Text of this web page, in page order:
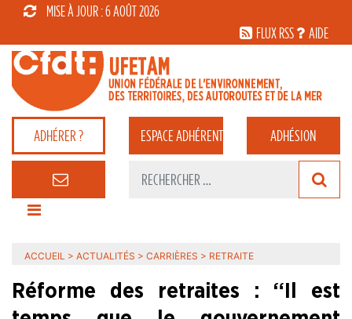
MISE À JOUR : 6 AOÛT 2026
FLUX RSS
AIDE
ADHÉRER ? ESPACEADHÉRENT ADHÉSION
ACCUEIL > ACTUALITÉS > CARRIÈRES > RETRAITE
Réforme des retraites : “Il est